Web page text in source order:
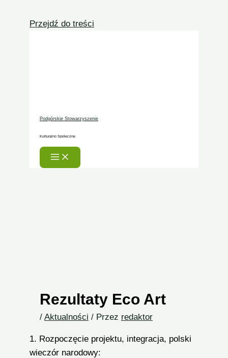
Przejdź do treści
Podgórskie Stowarzyszenie
Kulturalno Społeczne
Rezultaty Eco Art
/ Aktualności / Przez redaktor
1. Rozpoczęcie projektu, integracja, polski
wieczór narodowy: